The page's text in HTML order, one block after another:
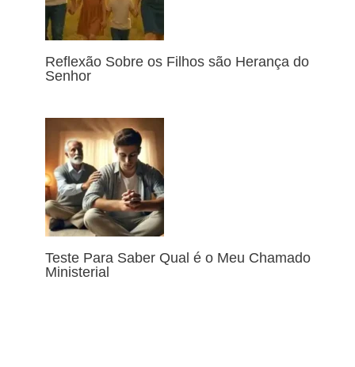
Reflexão Sobre os Filhos são Herança do
Senhor
Teste Para Saber Qual é o Meu Chamado
Ministerial